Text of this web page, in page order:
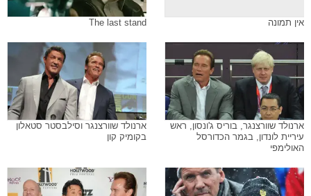
אין תמונה The last stand
ארנולד שוורצנגר, בוריס ג'ונסון, ראש
עיריית לונדון, בגמר הכדורסל
האולימפי
ארנולד שוורצנגר וסילבסטר סטאלון
בקומיק קון